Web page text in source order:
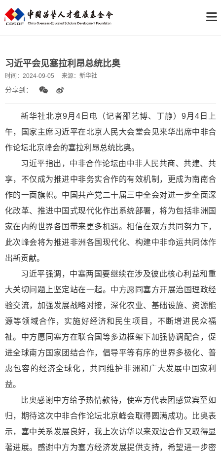
习近平会见塞拉利昂总统比奥
时间： 2024-09-05 来源： 新华社
分享到：
新华社北京9月4日电（记者邵艺博、丁静）9月4日上
午，国家主席习近平在北京人民大会堂会见来华出席中非合
作论坛北京峰会的塞拉利昂总统比奥。
习近平指出，中非合作论坛由中非人民共商、共建、共
享，不仅成为推进中非务实合作的有效机制，更成为南南合
作的一面旗帜。中国共产党二十届三中全会对进一步全面深
化改革、推进中国式现代化作出系统部署，将为包括非洲国
家在内的世界各国带来更多机遇。相信在双方共同努力下，
此次峰会将为推进非洲各国现代化、构建中非命运共同体作
出新贡献。
习近平强调，中塞两国要继续在涉及彼此核心利益和重
大关切问题上坚定站在一起。中方愿同塞方开展治国理政经
验交流，加强发展战略对接，深化农业、基础设施、资源能
源等领域合作，实施好经济和民生项目，不断增进民众福
祉。中方愿同塞方在联合国等多边框架下加强协调配合，促
进全球南方国家团结合作，倡导平等有序的世界多极化、普
惠包容的经济全球化，共同维护非洲和广大发展中国家利
益。
比奥感谢中方给予热情款待，使塞方代表团感觉宾至如
归，期待这次中非合作论坛北京峰会取得圆满成功。比奥表
示，塞中关系发展良好，我上次访华以来双边合作又取得显
著进展。感谢中方为塞方经济发展提供支持，希望进一步密